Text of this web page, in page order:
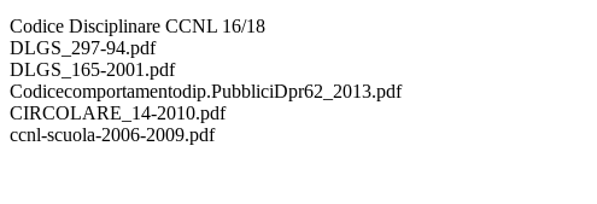
Codice Disciplinare CCNL 16/18
DLGS_297-94.pdf
DLGS_165-2001.pdf
Codicecomportamentodip.PubbliciDpr62_2013.pdf
CIRCOLARE_14-2010.pdf
ccnl-scuola-2006-2009.pdf